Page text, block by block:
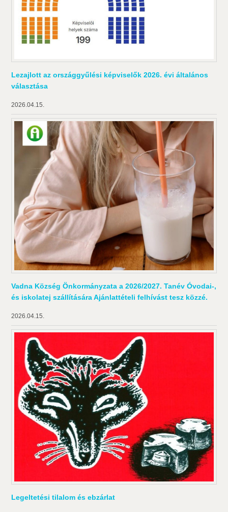
Lezajlott az országgyűlési képviselők 2026. évi általános
választása
2026.04.15.
Vadna Község Önkormányzata a 2026/2027. Tanév Óvodai-,
és iskolatej szállítására Ajánlattételi felhívást tesz közzé.
2026.04.15.
Legeltetési tilalom és ebzárlat